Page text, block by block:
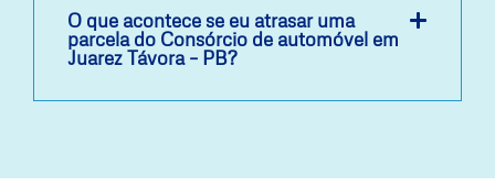
O que acontece se eu atrasar uma
parcela do Consórcio de automóvel em
Juarez Távora – PB?